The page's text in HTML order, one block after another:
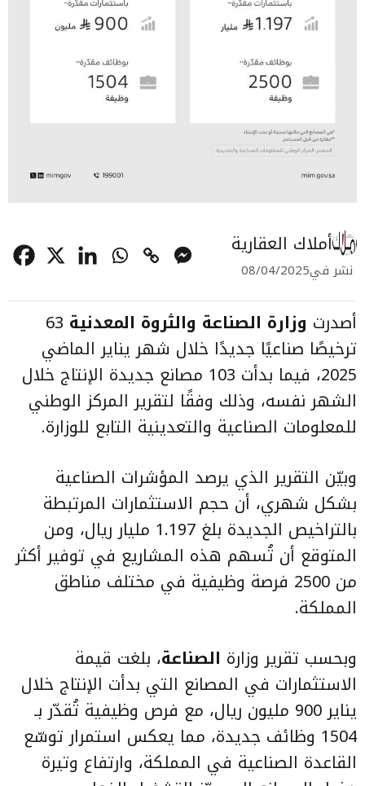
أملاك العقارية
نشر في08/04/2025
أصدرت وزارة الصناعة والثروة المعدنية 63
ترخيصًا صناعيًا جديدًا خلال شهر يناير الماضي
2025، فيما بدأت 103 مصانع جديدة الإنتاج خلال
الشهر نفسه، وذلك وفقًا لتقرير المركز الوطني
للمعلومات الصناعية والتعدينية التابع للوزارة.
وبيّن التقرير الذي يرصد المؤشرات الصناعية
بشكل شهري، أن حجم الاستثمارات المرتبطة
بالتراخيص الجديدة بلغ 1.197 مليار ريال، ومن
المتوقع أن تُسهم هذه المشاريع في توفير أكثر
من 2500 فرصة وظيفية في مختلف مناطق
المملكة.
وبحسب تقرير وزارة الصناعة، بلغت قيمة
الاستثمارات في المصانع التي بدأت الإنتاج خلال
يناير 900 مليون ريال، مع فرص وظيفية تُقدّر بـ
1504 وظائف جديدة، مما يعكس استمرار توسّع
القاعدة الصناعية في المملكة، وارتفاع وتيرة